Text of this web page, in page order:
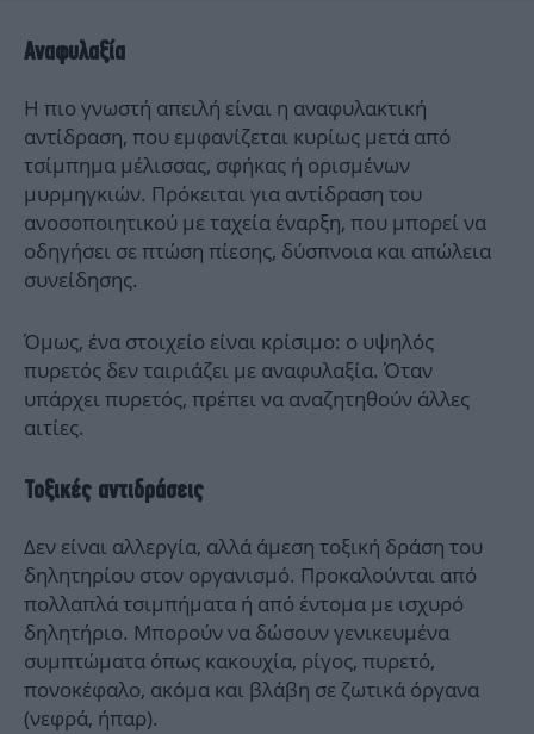
Αναφυλαξία
Η πιο γνωστή απειλή είναι η αναφυλακτική
αντίδραση, που εμφανίζεται κυρίως μετά από
τσίμπημα μέλισσας, σφήκας ή ορισμένων
μυρμηγκιών. Πρόκειται για αντίδραση του
ανοσοποιητικού με ταχεία έναρξη, που μπορεί να
οδηγήσει σε πτώση πίεσης, δύσπνοια και απώλεια
συνείδησης.
Όμως, ένα στοιχείο είναι κρίσιμο: ο υψηλός
πυρετός δεν ταιριάζει με αναφυλαξία. Όταν
υπάρχει πυρετός, πρέπει να αναζητηθούν άλλες
αιτίες.
Τοξικές αντιδράσεις
Δεν είναι αλλεργία, αλλά άμεση τοξική δράση του
δηλητηρίου στον οργανισμό. Προκαλούνται από
πολλαπλά τσιμπήματα ή από έντομα με ισχυρό
δηλητήριο. Μπορούν να δώσουν γενικευμένα
συμπτώματα όπως κακουχία, ρίγος, πυρετό,
πονοκέφαλο, ακόμα και βλάβη σε ζωτικά όργανα
(νεφρά, ήπαρ).